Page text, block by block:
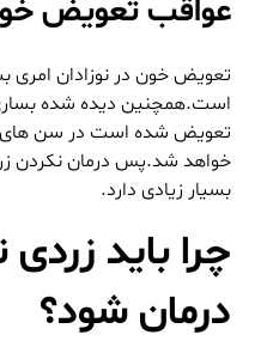
عواقب تعویض
تعویض خون در نوزادان امری
است.همچنین دیده شده بساری
تعویض شده است در سن های
خواهد شد.پس درمان نکردن
بسیار زیادی دارد.
چرا باید زردی
درمان شود؟